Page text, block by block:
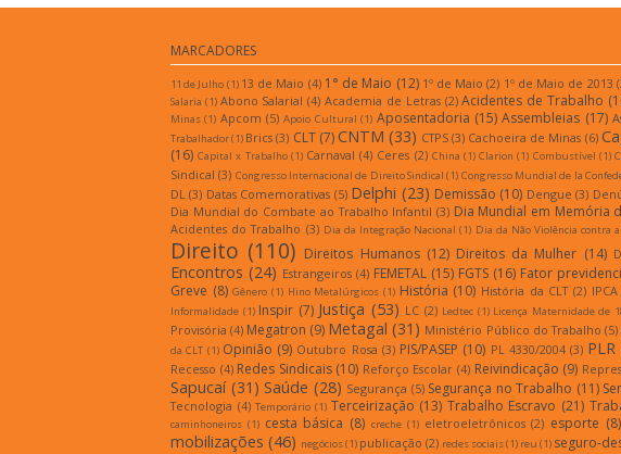
MARCADORES
11 de Julho (1) 13 de Maio (4) 1° de Maio (12) 1º de Maio (2) 1º de Maio de 2013
Salaria (1) Abono Salarial (4) Academia de Letras (2) Acidentes de Trabalho
Minas (1) Apcom (5) Apoio Cultural (1) Aposentadoria (15) Assembleias (17)
Trabalhador(1) Brics (3) CLT (7)CNTM (33) CTPS (3) Cachoeira de Minas (6)
(16) Capital x Trabalho (1) Carnaval (4) Ceres (2) China (1) Clarion (1) Combustível (1)
Sindical (3) Congresso Internacional de Direito Sindical (1) Congresso Mundial de la
DL (3) Datas Comemorativas (5) Delphi (23) Demissão (10) Dengue (3)
Dia Mundial do Combate ao Trabalho Infantil (3) Dia Mundial em Memória
Acidentes do Trabalho (3) Dia da Integração Nacional (1) Dia da Não Violência contra
Direito (110) Direitos Humanos (12) Direitos da Mulher (14)
Encontros (24) Estrangeiros (4) FEMETAL (15) FGTS (16) Fator
Greve (8) Gênero (1) Hino Metalúrgicos (1) História (10) História da CLT (2) IPCA
Informalidade (1) Inspir (7) Justiça (53) LC (2) Ledtec (1) Licença Maternidade de
Provisória (4) Megatron (9) Metagal (31) Ministério Público do Trabalho (5)
da CLT (1) Opinião (9) Outubro Rosa (3) PIS/PASEP (10) PL 4330/2004 (3) PLR
Recesso (4) Redes Sindicais (10) Reforço Escolar (4) Reivindicação (9)
Sapucaí (31) Saúde (28) Segurança (5) Segurança no Trabalho (11)
Tecnologia (4) Temporário (1) Terceirização (13) Trabalho Escravo (21)
caminhoneiros (1) cesta básica (8) creche (1) eletroeletrônicos (2) esporte (8)
mobilizações (46) negócios(1) publicação (2) redes sociais(1) reu (1) seguro-